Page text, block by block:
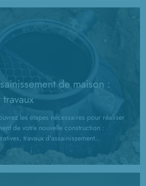
de maison :
les étapes nécessaires pour réaliser
de votre nouvelle construction :
travaux d'assainissement...